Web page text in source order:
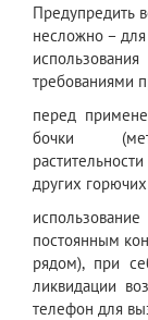
Предупредить
несложно – для
требованиями
перед
бочки
других
постоянным
рядом), при
ликвидации
телефон для